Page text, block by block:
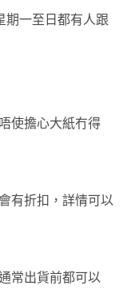
期一至日都有人跟
使擔心大紙冇得
有折扣，詳情可以
常出貨前都可以